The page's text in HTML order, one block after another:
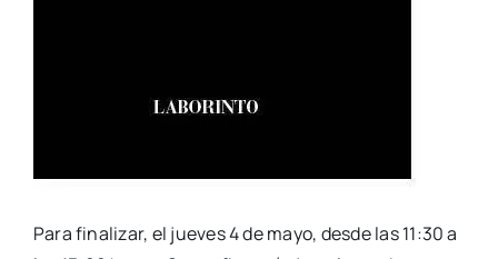
Para fina­li­zar, el jue­ves 4 de mayo, des­de las 11:30 a